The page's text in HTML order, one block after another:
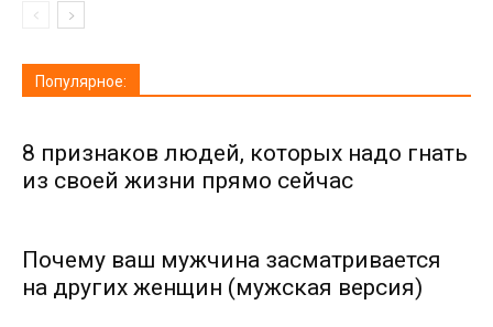
Популярное:
8 признаков людей, которых надо гнать
из своей жизни прямо сейчас
Почему ваш мужчина засматривается
на других женщин (мужская версия)